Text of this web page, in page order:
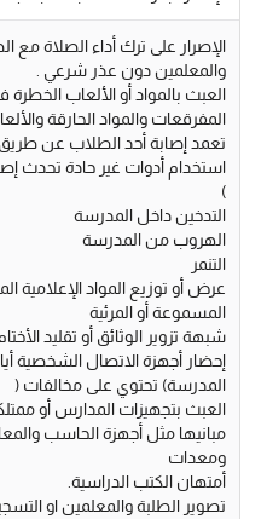
الإصرار على ترك أداء الصلاة مع
والمعلمين دون عذر شرعي .
العبث بالمواد أو الألعاب
المفرقعات والمواد الحارقة
تعمد إصابة أحد الطلاب عن طريق
استخدام أدوات غير حادة تحدث
)
التدخين داخل المدرسة
الهروب من المدرسة
التنمر
عرض أو توزيع المواد الإعلامية
المسموعة أو المرئية
شبهة تزوير الوثائق أو تقليد
إحضار أجهزة الاتصال الشخصية
المدرسة) تحتوي على مخالفات (
العبث بتجهيزات المدارس أو
مبانيها مثل أجهزة الحاسب
ومعدات
أمتهان الكتب الدراسية.
تصوير الطلبة والمعلمين او